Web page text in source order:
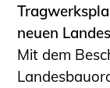
neuen
Mit dem